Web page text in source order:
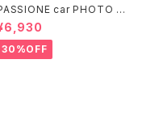
car PHOTO T
ャツ 【626939】
30%OFF